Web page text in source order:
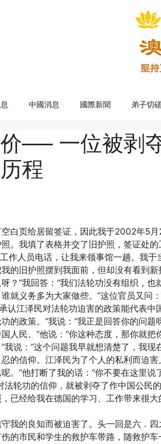
中國消息 國際新聞 弟子切
── 一位被剥
程
白页给居留签证，因此我于2002年5
。我填了表格并交了旧护照，签证处的
作人员电话，让我来领事馆一趟。我
的旧护照摆到我面前，但却没有看到
？”我回答：“我们法轮功没有组织，
就义务多为大家做些。”这位官员又问
认江泽民对法轮功迫害的政策能代表中
的政策。”我说：“我正是回答你的问
人民。”他说：“你这种态度，那你就
我说：“这个问题我早就想清楚了，我
的信仰。江泽民为了个人的私利而迫害
。”他打断了我的话：“你不要在这里
法轮功的信仰，就被剥夺了作中国公民
已经给我在德国的学习、工作带来很大
我的良知而被迫害了。头一回是六．
的市民和学生的救护车带路，随救护